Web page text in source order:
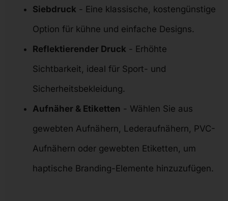
Siebdruck - Eine klassische, kostengünstige
Option für kühne und einfache Designs.
Reflektierender Druck - Erhöhte
Sichtbarkeit, ideal für Sport- und
Sicherheitsbekleidung.
Aufnäher & Etiketten - Wählen Sie aus
gewebten Aufnähern, Lederaufnähern, PVC-
Aufnähern oder gewebten Etiketten, um
haptische Branding-Elemente hinzuzufügen.